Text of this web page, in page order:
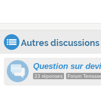
Autres
Question sur
23 réponses Forum